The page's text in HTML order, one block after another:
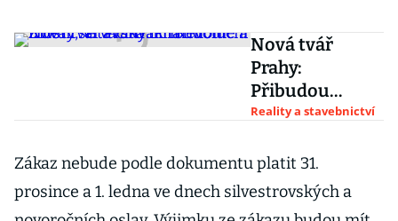
Nová tvář
Prahy:
Přibudou
mosty, Vltavská
změní se
Václavák i
Revoluční
Reality a stavebnictví
Zákaz nebude podle dokumentu platit 31.
prosince a 1. ledna ve dnech silvestrovských a